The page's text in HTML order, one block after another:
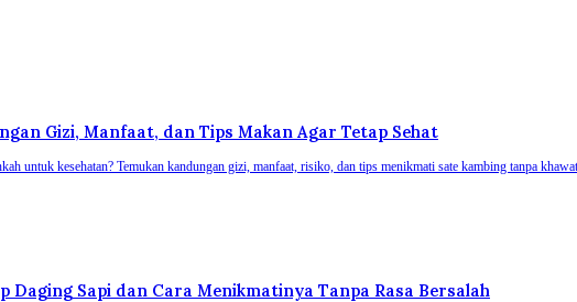
Gizi, Manfaat, dan Tips Makan Agar Tetap Sehat
untuk kesehatan? Temukan kandungan gizi, manfaat, risiko, dan tips menikmati sate kambing tanpa
Daging Sapi dan Cara Menikmatinya Tanpa Rasa Bersalah